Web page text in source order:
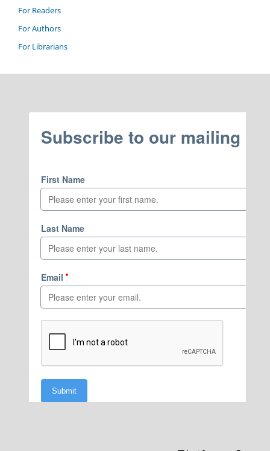
For Readers
For Authors
For Librarians